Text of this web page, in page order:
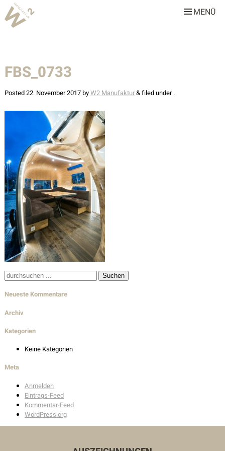
MENÜ
Leistungen
Team
Stellenangebote
Projekte
Alle
Gastronomie & Hotellerie
Gewerbe & Sonderbauten
Privathäuser
Wohnbau
Innenarchitektur
Außenanlagen
Kontakt
Unser Kontakt
FBS_0733
Posted22. November 2017byW2 Manufaktur&filed under .
Suche
Neueste Kommentare
Archiv
Kategorien
Keine Kategorien
Meta
Anmelden
Eintrags-Feed
Kommentar-Feed
WordPress.org